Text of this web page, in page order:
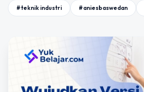
#teknik industri #aniesbaswedan